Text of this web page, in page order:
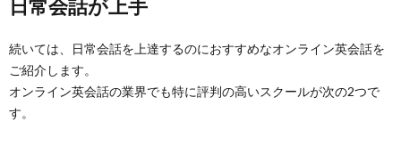
日常会話が上手
続いては、日常会話を上達するのにおすすめなオンライン英会話を
ご紹介します。
オンライン英会話の業界でも特に評判の高いスクールが次の2つで
す。